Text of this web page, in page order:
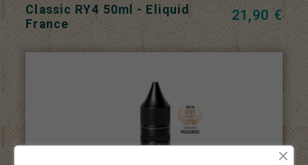
Classic RY4 50ml - Eliquid
France
21,90 €